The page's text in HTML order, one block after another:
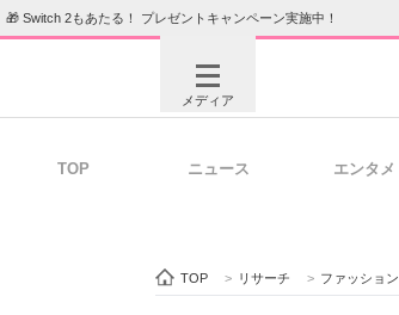
🎁 Switch 2もあたる！ プレゼントキャンペーン実施中！
メディア
TOP ニュース エンタメ
TOP > リサーチ > ファッション